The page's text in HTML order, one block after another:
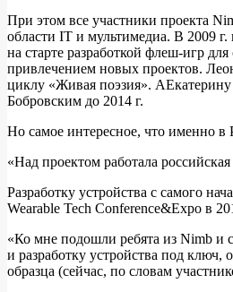
При этом все участники проекта
области IT и мультимедиа. В 2009
на старте разработкой флеш-игр
привлечением новых проектов.
циклу «Живая поэзия». АЕкатерину
Бобровским до 2014 г.
Но самое интересное, что именно в
«Над проектом работала
Разработку устройства с самого
Wearable Tech Conference&Expo в
«Ко мне подошли ребята из Nimb и
и разработку устройства под
образца (сейчас, по словам